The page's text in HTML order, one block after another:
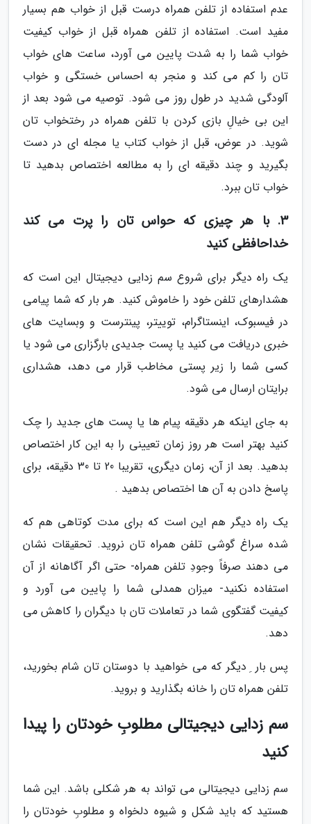
عدم استفاده از تلفن همراه درست قبل از خواب هم بسیار
مفید است. استفاده از تلفن همراه قبل از خواب کیفیت
خواب شما را به شدت پایین می آورد، ساعت های خواب
تان را کم می کند و منجر به احساس خستگی و خواب
آلودگی شدید در طول روز می شود. توصیه می شود بعد از
این بی خیالِ بازی کردن با تلفن همراه در رختخواب تان
شوید. در عوض، قبل از خواب کتاب یا مجله ای در دست
بگیرید و چند دقیقه ای را به مطالعه اختصاص بدهید تا
خواب تان ببرد.
3. با هر چیزی که حواس تان را پرت می کند
خداحافظی کنید
یک راه دیگر برای شروع سم زدایی دیجیتال این است که
هشدارهای تلفن خود را خاموش کنید. هر بار که شما پیامی
در فیسبوک، اینستاگرام، توییتر، پینترست و وبسایت های
خبری دریافت می کنید یا پست جدیدی بارگزاری می شود یا
کسی شما را زیر پستی مخاطب قرار می دهد، هشداری
برایتان ارسال می شود.
به جای اینکه هر دقیقه پیام ها یا پست های جدید را چک
کنید بهتر است هر روز زمان تعیینی را به این کار اختصاص
بدهید. بعد از آن، زمان دیگری، تقریبا 20 تا 30 دقیقه، برای
پاسخ دادن به آن ها اختصاص بدهید .
یک راه دیگر هم این است که برای مدت کوتاهی هم که
شده سراغ گوشی تلفن همراه تان نروید. تحقیقات نشان
می دهند صرفاً وجودِ تلفن همراه- حتی اگر آگاهانه از آن
استفاده نکنید- میزان همدلی شما را پایین می آورد و
کیفیت گفتگوی شما در تعاملات تان با دیگران را کاهش می
دهد.
پس بار ِ دیگر که می خواهید با دوستان تان شام بخورید،
تلفن همراه تان را خانه بگذارید و بروید.
سم زدایی دیجیتالی مطلوبِ خودتان را پیدا
کنید
سم زدایی دیجیتالی می تواند به هر شکلی باشد. این شما
هستید که باید شکل و شیوه دلخواه و مطلوبِ خودتان را